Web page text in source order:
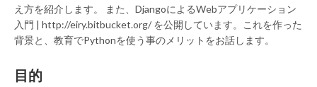
え方を紹介します。 また、DjangoによるWebアプリケーション
入門 | http://eiry.bitbucket.org/ を公開しています。これを作った
背景と、教育でPythonを使う事のメリットをお話します。
目的